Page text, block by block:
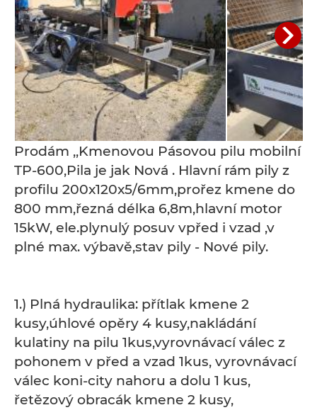
Prodám ,,Kmenovou Pásovou pilu mobilní
TP-600,Pila je jak Nová . Hlavní rám pily z
profilu 200x120x5/6mm,prořez kmene do
800 mm,řezná délka 6,8m,hlavní motor
15kW, ele.plynulý posuv vpřed i vzad ,v
plné max. výbavě,stav pily - Nové pily.
1.) Plná hydraulika: přítlak kmene 2
kusy,úhlové opěry 4 kusy,nakládání
kulatiny na pilu 1kus,vyrovnávací válec z
pohonem v před a vzad 1kus, vyrovnávací
válec koni-city nahoru a dolu 1 kus,
řetězový obracák kmene 2 kusy,